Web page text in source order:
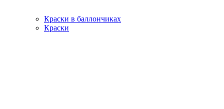
Краски в баллончиках
Краски